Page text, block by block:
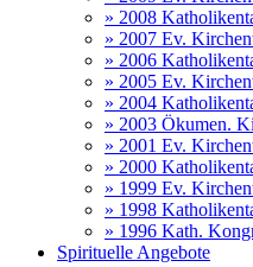
» 2008
» 2007 Ev.
» 2006
» 2005 Ev.
» 2004
» 2003 Ökumen.
» 2001 Ev.
» 2000
» 1999 Ev.
» 1998
» 1996 Kath.
Spirituelle Angebote